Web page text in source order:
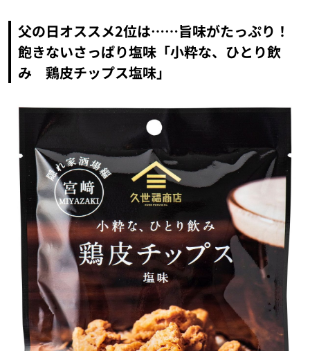
父の日オススメ2位は……旨味がたっぷり！
飽きないさっぱり塩味「小粋な、ひとり飲
み 鶏皮チップス塩味」